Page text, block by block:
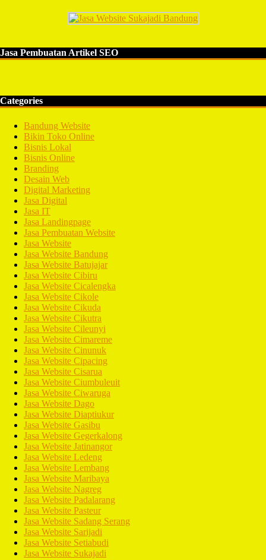
Jasa Pembuatan Artikel SEO
Categories
Bandung Website
Bikin Toko Online
Bisnis Lokal
Bisnis Online
Branding
Desain Web
Digital Marketing
Jasa Digital
Jasa IT
Jasa Landingpage
Jasa Pembuatan Website
Jasa Website
Jasa Website Bandung
Jasa Website Batujajar
Jasa Website Cibiru
Jasa Website Cicalengka
Jasa Website Cikole
Jasa Website Cikuda
Jasa Website Cikutra
Jasa Website Cileunyi
Jasa Website Cimareme
Jasa Website Cinunuk
Jasa Website Cipacing
Jasa Website Cisarua
Jasa Website Ciumbuleuit
Jasa Website Ciwaruga
Jasa Website Dago
Jasa Website Diaptiukur
Jasa Website Gasibu
Jasa Website Gegerkalong
Jasa Website Jatinangor
Jasa Website Ledeng
Jasa Website Lembang
Jasa Website Maribaya
Jasa Website Nagreg
Jasa Website Padalarang
Jasa Website Pasteur
Jasa Website Sadang Serang
Jasa Website Sarijadi
Jasa Website Setiabudi
Jasa Website Sukajadi